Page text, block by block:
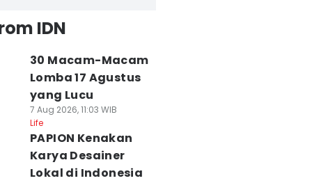
IDN
30 Macam-Macam
Lomba 17 Agustus
yang Lucu
7 Aug 2026, 11:03 WIB
Life
PAPION Kenakan
Karya Desainer
Lokal di Indonesia